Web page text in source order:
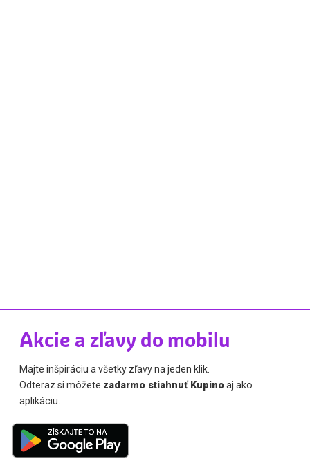
Akcie a zľavy do mobilu
Majte inšpiráciu a všetky zľavy na jeden klik.
Odteraz si môžete zadarmo stiahnuť Kupinoaj ako
aplikáciu.